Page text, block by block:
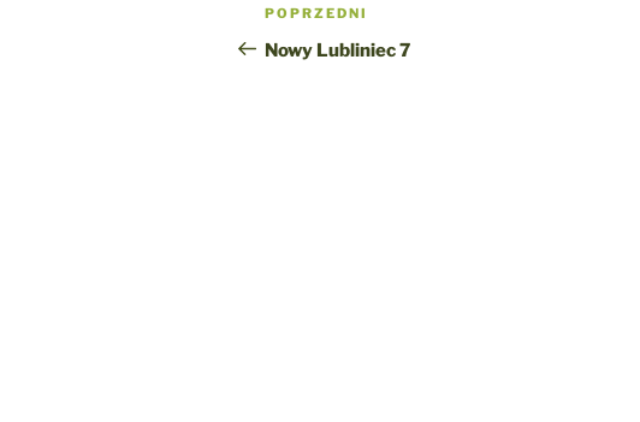
wpisu
Poprzedni
wpis
POPRZEDNI
Nowy Lubliniec 7